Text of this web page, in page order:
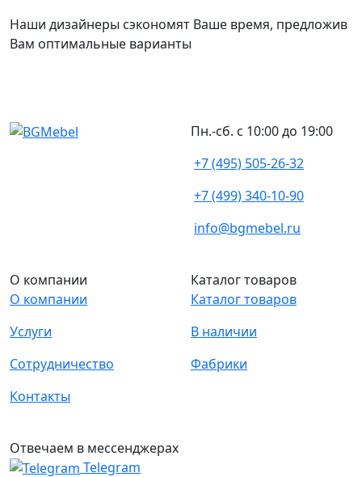
Наши дизайнеры сэкономят Ваше время, предложив
Вам оптимальные варианты
Пн.-сб. с 10:00 до 19:00
+7 (495) 505-26-32
+7 (499) 340-10-90
info@bgmebel.ru
О компании
О компании
Услуги
Сотрудничество
Контакты
Каталог товаров
Каталог товаров
В наличии
Фабрики
Отвечаем в мессенджерах
Telegram